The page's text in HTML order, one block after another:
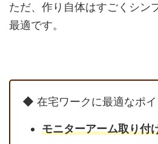
ただ、作り自体はすごくシン
最適です。
◆ 在宅ワークに最適なポ
モニターアーム取り付